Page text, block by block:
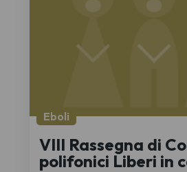
Eboli
VIII Rassegna di
polifonici Liberi in